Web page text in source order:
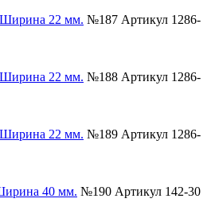
№187 Артикул 1286-
№188 Артикул 1286-
№189 Артикул 1286-
№190 Артикул 142-30